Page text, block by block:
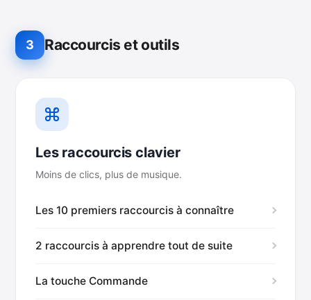
3 Raccourcis et outils
Les raccourcis clavier
Moins de clics, plus de musique.
Les 10 premiers raccourcis à connaître
2 raccourcis à apprendre tout de suite
La touche Commande